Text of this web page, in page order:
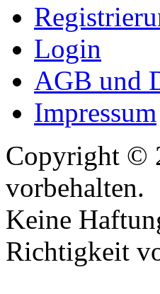
Login
AGB und
Impressum
Copyright ©
vorbehalten.
Keine
Richtigkeit